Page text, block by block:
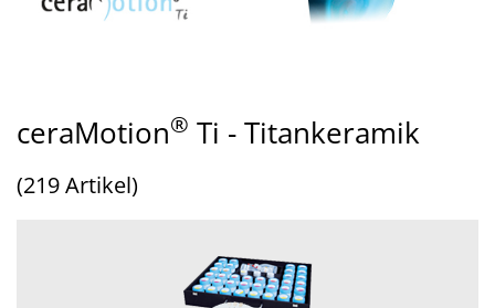
ceraMotion® Ti - Titankeramik
(219 Artikel)